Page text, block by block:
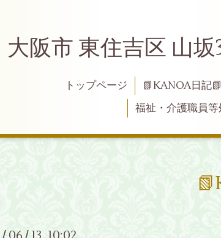
大阪市 東住吉区 山
トップページ 📗KANOA日記📗
福祉・介護職員
/ /